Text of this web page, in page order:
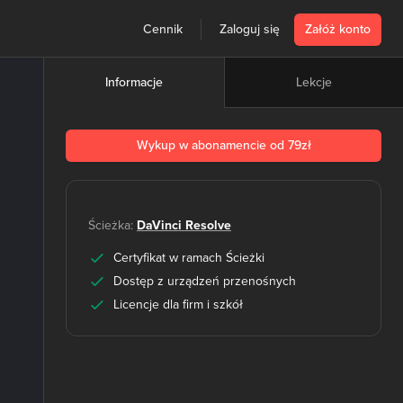
Cennik Zaloguj się Załóż konto
Informacje Lekcje
Wykup w abonamencie od 79zł
Ścieżka: DaVinci Resolve
Certyfikat w ramach Ścieżki
Dostęp z urządzeń przenośnych
Licencje dla firm i szkół